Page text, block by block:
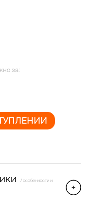
за:
/ особенности и